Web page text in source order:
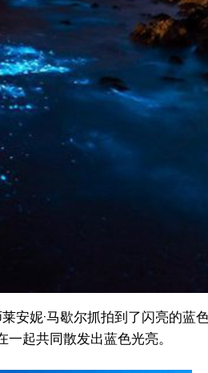
安妮·马歇尔抓拍到了闪亮的蓝
起共同散发出蓝色光亮。